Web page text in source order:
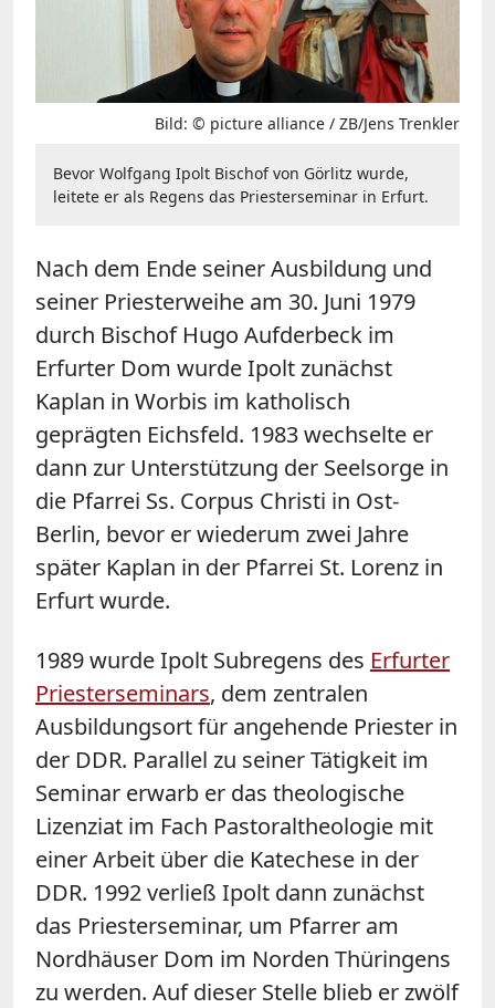
Bild: © picture alliance / ZB/Jens Trenkler
Bevor Wolfgang Ipolt Bischof von Görlitz wurde,
leitete er als Regens das Priesterseminar in Erfurt.
Nach dem Ende seiner Ausbildung und
seiner Priesterweihe am 30. Juni 1979
durch Bischof Hugo Aufderbeck im
Erfurter Dom wurde Ipolt zunächst
Kaplan in Worbis im katholisch
geprägten Eichsfeld. 1983 wechselte er
dann zur Unterstützung der Seelsorge in
die Pfarrei Ss. Corpus Christi in Ost-
Berlin, bevor er wiederum zwei Jahre
später Kaplan in der Pfarrei St. Lorenz in
Erfurt wurde.
1989 wurde Ipolt Subregens des Erfurter
Priesterseminars, dem zentralen
Ausbildungsort für angehende Priester in
der DDR. Parallel zu seiner Tätigkeit im
Seminar erwarb er das theologische
Lizenziat im Fach Pastoraltheologie mit
einer Arbeit über die Katechese in der
DDR. 1992 verließ Ipolt dann zunächst
das Priesterseminar, um Pfarrer am
Nordhäuser Dom im Norden Thüringens
zu werden. Auf dieser Stelle blieb er zwölf